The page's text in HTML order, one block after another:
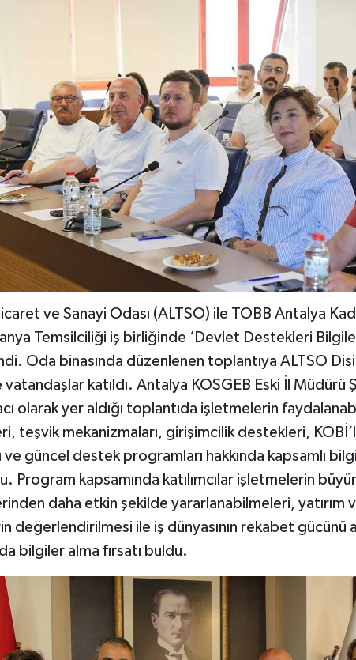
ve Sanayi Odası (ALTSO) ile TOBB Antalya
Temsilciliği iş birliğinde ‘Devlet Destekleri
Oda binasında düzenlenen toplantıya ALTSO
katıldı. Antalya KOSGEB Eski İl Müdürü
olarak yer aldığı toplantıda işletmelerin
teşvik mekanizmaları, girişimcilik destekleri,
ve güncel destek programları hakkında kapsamlı
Program kapsamında katılımcılar işletmelerin
daha etkin şekilde yararlanabilmeleri, yatırım
değerlendirilmesi ile iş dünyasının rekabet gücünü
bilgiler alma fırsatı buldu.